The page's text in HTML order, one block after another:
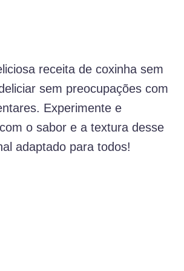
receita de coxinha sem
sem preocupações com
Experimente e
o sabor e a textura desse
adaptado para todos!